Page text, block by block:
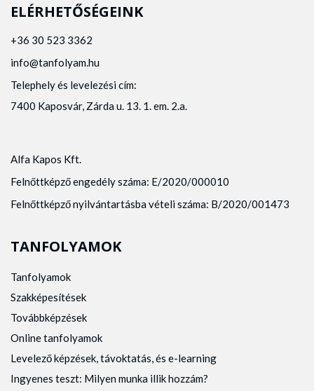
ELÉRHETŐSÉGEINK
+36 30 523 3362
info@tanfolyam.hu
Telephely és levelezési cím:
7400 Kaposvár, Zárda u. 13. 1. em. 2.a.
Alfa Kapos Kft.
Felnőttképző engedély száma: E/2020/000010
Felnőttképző nyilvántartásba vételi száma: B/2020/001473
TANFOLYAMOK
Tanfolyamok
Szakképesítések
Továbbképzések
Online tanfolyamok
Levelező képzések, távoktatás, és e-learning
Ingyenes teszt: Milyen munka illik hozzám?